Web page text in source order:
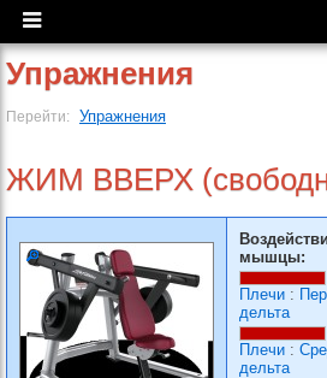
Упражнения
Перейти: Упражнения
ЖИМ ВВЕРХ
мышцы:
Плечи :
дельта
Плечи :
дельта